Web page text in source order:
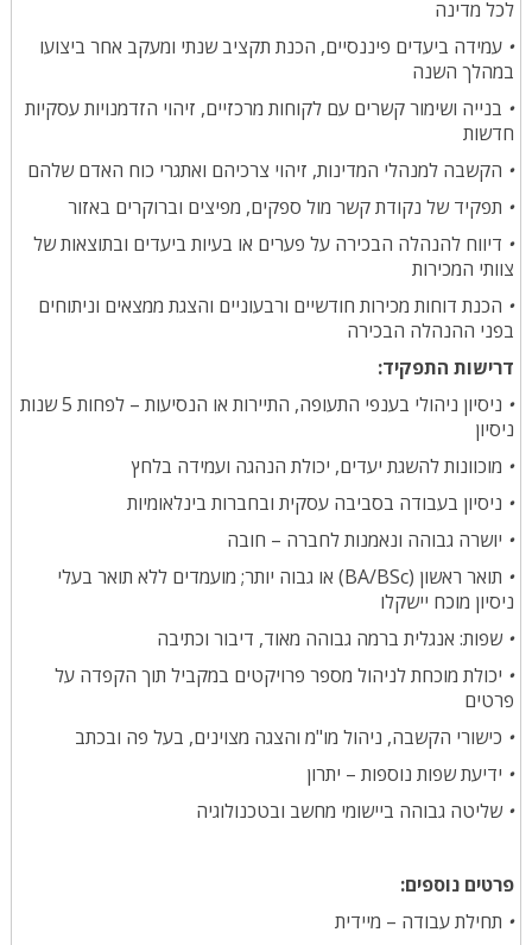
לכל מדינה
•עמידה ביעדים פיננסיים, הכנת תקציב שנתי ומעקב אחר ביצועו
במהלך השנה
• בנייה ושימור קשרים עם לקוחות מרכזיים, זיהוי הזדמנויות עסקיות
חדשות
• הקשבה למנהלי המדינות, זיהוי צרכיהם ואתגרי כוח האדם שלהם
• תפקיד של נקודת קשר מול ספקים, מפיצים וברוקרים באזור
• דיווח להנהלה הבכירה על פערים או בעיות ביעדים ובתוצאות של
צוותי המכירות
• הכנת דוחות מכירות חודשיים ורבעוניים והצגת ממצאים וניתוחים
בפני ההנהלה הבכירה
דרישות התפקיד:
•
ניסיון ניהולי בענפי התעופה, התיירות או הנסיעות – לפחות 5 שנות
ניסיון
• מוכוונות להשגת יעדים, יכולת הנהגה ועמידה בלחץ
• ניסיון בעבודה בסביבה עסקית ובחברות בינלאומיות
• יושרה גבוהה ונאמנות לחברה – חובה
•
תואר ראשון (BA/BSc) או גבוה יותר; מועמדים ללא תואר בעלי
ניסיון מוכח יישקלו
•שפות: אנגלית ברמה גבוהה מאוד, דיבור וכתיבה
• יכולת מוכחת לניהול מספר פרויקטים במקביל תוך הקפדה על
פרטים
• כישורי הקשבה, ניהול מו"מ והצגה מצוינים, בעל פה ובכתב
• ידיעת שפות נוספות – יתרון
•שליטה גבוהה ביישומי מחשב ובטכנולוגיה
פרטים נוספים:
• תחילת עבודה – מיידית